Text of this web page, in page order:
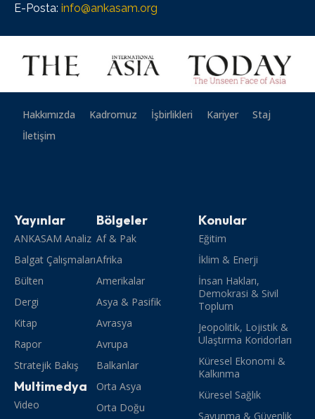
E-Posta: info@ankasam.org
Hakkımızda Kadromuz İşbirlikleri Kariyer
Staj
İletişim
Yayınlar
ANKASAM Analiz
Balgat Çalışmaları
Bülten
Dergi
Kitap
Rapor
Stratejik Bakış
Multimedya
Video
Bölgeler
Af & Pak
Afrika
Amerikalar
Asya & Pasifik
Avrasya
Avrupa
Balkanlar
Orta Asya
Orta Doğu
Konular
Eğitim
İklim & Enerji
İnsan Hakları,
Demokrasi & Sivil
Toplum
Jeopolitik, Lojistik &
Ulaştırma Koridorları
Küresel Ekonomi &
Kalkınma
Küresel Sağlık
Savunma & Güvenlik